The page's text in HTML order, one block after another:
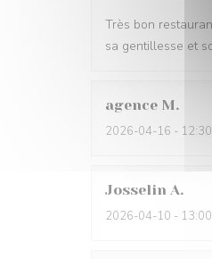
Très bon
sa gentillesse et
agence M
2026-04-16 -
Josselin A
2026-04-10 -